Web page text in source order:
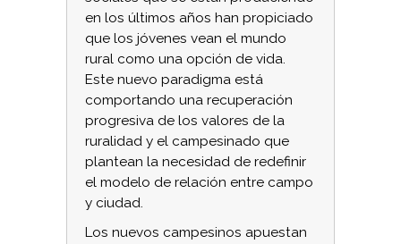
en los últimos años han propiciado
que los jóvenes vean el mundo
rural como una opción de vida.
Este nuevo paradigma está
comportando una recuperación
progresiva de los valores de la
ruralidad y el campesinado que
plantean la necesidad de redefinir
el modelo de relación entre campo
y ciudad.
Los nuevos campesinos apuestan